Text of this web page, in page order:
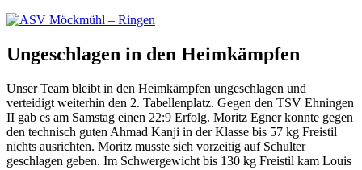
Ungeschlagen in den Heimkämpfen
Unser Team bleibt in den Heimkämpfen ungeschlagen und
verteidigt weiterhin den 2. Tabellenplatz. Gegen den TSV Ehningen
II gab es am Samstag einen 22:9 Erfolg. Moritz Egner konnte gegen
den technisch guten Ahmad Kanji in der Klasse bis 57 kg Freistil
nichts ausrichten. Moritz musste sich vorzeitig auf Schulter
geschlagen geben. Im Schwergewicht bis 130 kg Freistil kam Louis